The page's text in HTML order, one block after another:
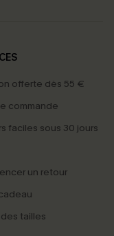
offerte dès 55 €
commande
faciles sous 30 jours
un retour
tailles